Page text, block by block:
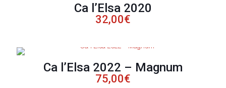
Ca l’Elsa 2020
32,00€
Ca l’Elsa 2022 – Magnum
75,00€